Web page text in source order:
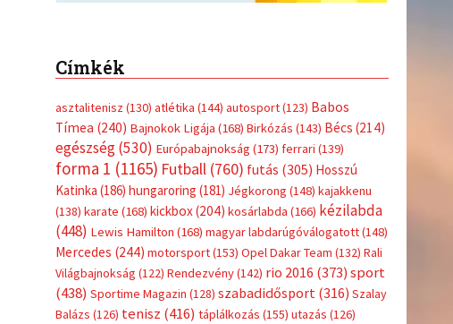
Címkék
asztalitenisz (130) atlétika (144) autosport(123) Babos
Tímea (240) Bajnokok Ligája (168) Birkózás (143) Bécs (214)
egészség(530) Európabajnokság (173) ferrari (139)
forma 1 (1165) Futball(760) futás (305) Hosszú
Katinka (186) hungaroring (181) Jégkorong (148) kajakkenu
(138) karate (168) kickbox(204) kosárlabda (166) kézilabda
(448) Lewis Hamilton (168) magyar labdarúgóválogatott(148)
Mercedes (244) motorsport(153) Opel Dakar Team (132) Rali
Világbajnokság (122) Rendezvény(142) rio 2016 (373) sport
(438) Sportime Magazin (128) szabadidősport (316) Szalay
Balázs (126) tenisz (416) táplálkozás (155) utazás (126)